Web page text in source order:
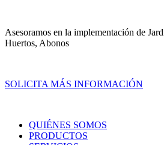
Asesoramos en la implementación de
Huertos, Abonos
SOLICITA MÁS INFORMACIÓN
QUIÉNES SOMOS
PRODUCTOS